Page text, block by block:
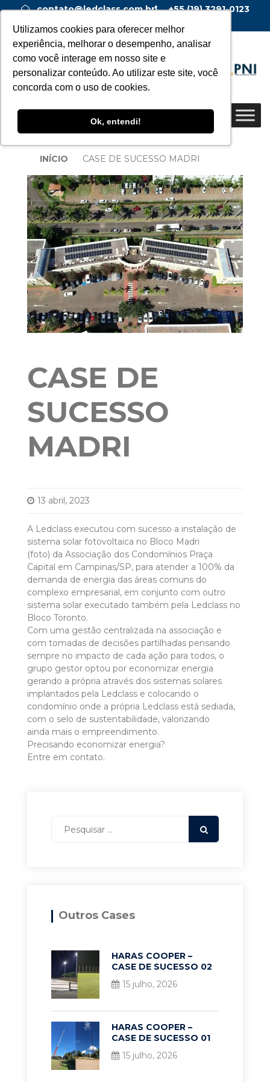
Utilizamos cookies para oferecer melhor
experiência, melhorar o desempenho, analisar
como você interage em nosso site e
personalizar conteúdo. Ao utilizar este site, você
concorda com o uso de cookies.
Ok, entendi!
contato@ledclass.com.br
+55 (19) 3291-0123
INÍCIO CASE DE SUCESSO MADRI
CASE DE
SUCESSO
MADRI
13 abril, 2023
A Ledclass executou com sucesso a instalação de
sistema solar fotovoltaica no Bloco Madri
(foto) da Associação dos Condomínios Praça
Capital em Campinas/SP, para atender a 100% da
demanda de energia das áreas comuns do
complexo empresarial, em conjunto com outro
sistema solar executado também pela Ledclass no
Bloco Toronto.
Com uma gestão centralizada na associação e
com tomadas de decisões partilhadas pensando
sempre no impacto de cada ação para todos, o
grupo gestor optou por economizar energia
gerando a própria através dos sistemas solares
implantados pela Ledclass e colocando o
condomínio onde a própria Ledclass está sediada,
com o selo de sustentabilidade, valorizando
ainda mais o empreendimento.
Precisando economizar energia?
Entre em contato.
Outros Cases
HARAS COOPER –
CASE DE SUCESSO 02
15 julho, 2026
HARAS COOPER –
CASE DE SUCESSO 01
15 julho, 2026